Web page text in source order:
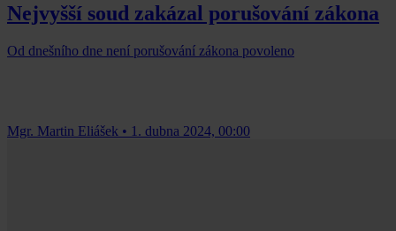
Nejvyšší soud zakázal porušování zákona
Od dnešního dne není porušování zákona povoleno
Mgr. Martin Eliášek • 1. dubna 2024, 00:00